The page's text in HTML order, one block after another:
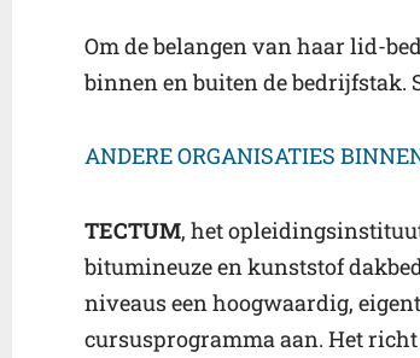
Om de belangen van haar lid-
binnen en buiten de bedrijfstak.
ANDERE ORGANISATIES
TECTUM, het
bitumineuze en kunststof
niveaus een hoogwaardig,
cursusprogramma aan. Het